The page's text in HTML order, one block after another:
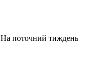
На поточний тиждень